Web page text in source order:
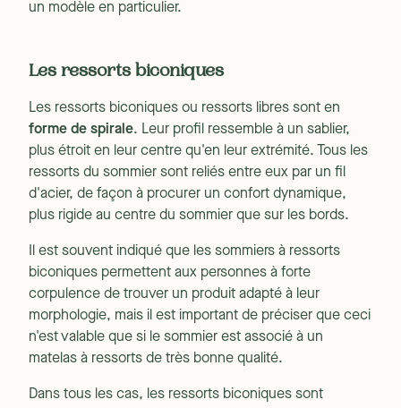
un modèle en particulier.
Les ressorts biconiques
Les ressorts biconiques ou ressorts libres sont en
forme de spirale. Leur profil ressemble à un sablier,
plus étroit en leur centre qu'en leur extrémité. Tous les
ressorts du sommier sont reliés entre eux par un fil
d'acier, de façon à procurer un confort dynamique,
plus rigide au centre du sommier que sur les bords.
Il est souvent indiqué que les sommiers à ressorts
biconiques permettent aux personnes à forte
corpulence de trouver un produit adapté à leur
morphologie, mais il est important de préciser que ceci
n'est valable que si le sommier est associé à un
matelas à ressorts de très bonne qualité.
Dans tous les cas, les ressorts biconiques sont